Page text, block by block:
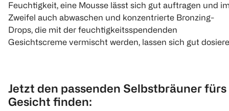
Feuchtigkeit, eine Mousse lässt sich gut auftragen und
Zweifel auch abwaschen und konzentrierte Bronzing-
Drops, die mit der feuchtigkeitsspendenden
Gesichtscreme vermischt werden, lassen sich gut
Jetzt den passenden Selbstbräuner fürs
Gesicht finden: